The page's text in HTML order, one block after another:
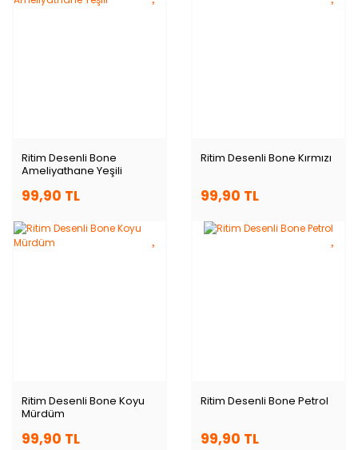
Ritim Desenli Bone
Ameliyathane Yeşili
99,90 TL
Ritim Desenli Bone Kırmızı
99,90 TL
Ritim Desenli Bone Koyu
Mürdüm
99,90 TL
Ritim Desenli Bone Petrol
99,90 TL